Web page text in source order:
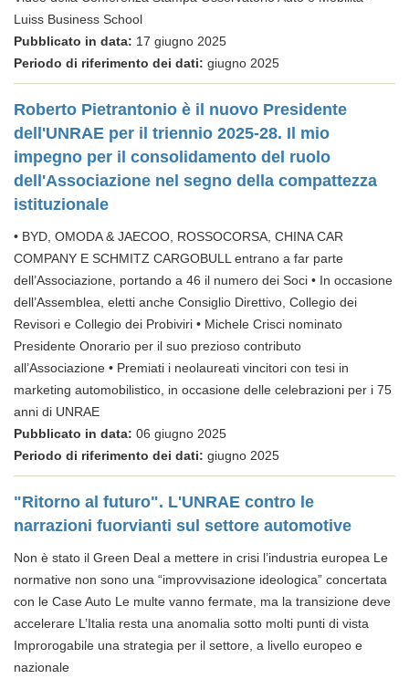
Luiss Business School
Pubblicato in data: 17 giugno 2025
Periodo di riferimento dei dati: giugno 2025
Roberto Pietrantonio è il nuovo Presidente
dell'UNRAE per il triennio 2025-28. Il mio
impegno per il consolidamento del ruolo
dell'Associazione nel segno della compattezza
istituzionale
• BYD, OMODA & JAECOO, ROSSOCORSA, CHINA CAR
COMPANY E SCHMITZ CARGOBULL entrano a far parte
dell’Associazione, portando a 46 il numero dei Soci • In occasione
dell’Assemblea, eletti anche Consiglio Direttivo, Collegio dei
Revisori e Collegio dei Probiviri • Michele Crisci nominato
Presidente Onorario per il suo prezioso contributo
all’Associazione • Premiati i neolaureati vincitori con tesi in
marketing automobilistico, in occasione delle celebrazioni per i 75
anni di UNRAE
Pubblicato in data: 06 giugno 2025
Periodo di riferimento dei dati: giugno 2025
"Ritorno al futuro". L'UNRAE contro le
narrazioni fuorvianti sul settore automotive
Non è stato il Green Deal a mettere in crisi l’industria europea Le
normative non sono una “improvvisazione ideologica” concertata
con le Case Auto Le multe vanno fermate, ma la transizione deve
accelerare L’Italia resta una anomalia sotto molti punti di vista
Improrogabile una strategia per il settore, a livello europeo e
nazionale